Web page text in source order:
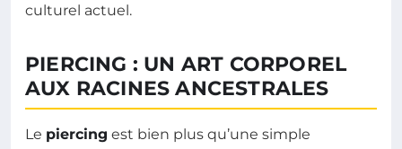
culturel actuel.
PIERCING : UN ART CORPOREL
AUX RACINES ANCESTRALES
Le piercing est bien plus qu’une simple